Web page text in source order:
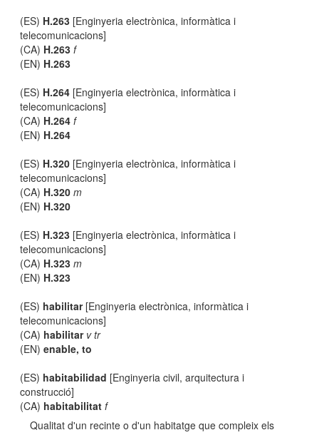
(ES) H.263 [Enginyeria electrònica, informàtica i
telecomunicacions]
(CA) H.263 f
(EN) H.263
(ES) H.264 [Enginyeria electrònica, informàtica i
telecomunicacions]
(CA) H.264 f
(EN) H.264
(ES) H.320 [Enginyeria electrònica, informàtica i
telecomunicacions]
(CA) H.320 m
(EN) H.320
(ES) H.323 [Enginyeria electrònica, informàtica i
telecomunicacions]
(CA) H.323 m
(EN) H.323
(ES) habilitar[Enginyeria electrònica, informàtica i
telecomunicacions]
(CA) habilitar v tr
(EN)enable, to
(ES) habitabilidad [Enginyeria civil, arquitectura i
construcció]
(CA) habitabilitat f
Qualitat d'un recinte o d'un habitatge que compleix els